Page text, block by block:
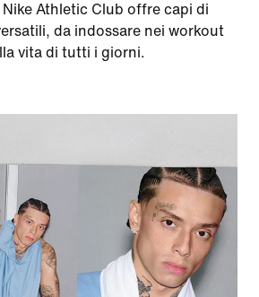
Athletic Club offre capi di
da indossare nei workout
vita di tutti i giorni.